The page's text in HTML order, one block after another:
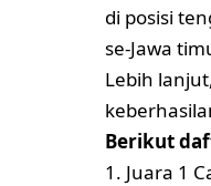
di posisi
se-Jawa
Lebih
Berikut
Juara 1